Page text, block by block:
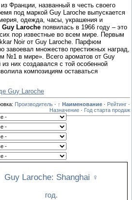
Франции, названный в честь своего
под маркой Guy Laroche выпускается
одежда, часы, украшения и
Laroche появилась в 1966 году – это
пор известные во всем мире. Первым
Noir от Guy Laroche. Парфюм
завоевал множество престижных наград,
№1 в мире». Всего ароматов от Guy
них создавался с той особенной
композициям оставаться
Guy Laroche
Производитель · ↑ Наименование · Рейтинг ·
Назначение · Год старта продаж
Guy Laroche: Shanghai ♀
год.